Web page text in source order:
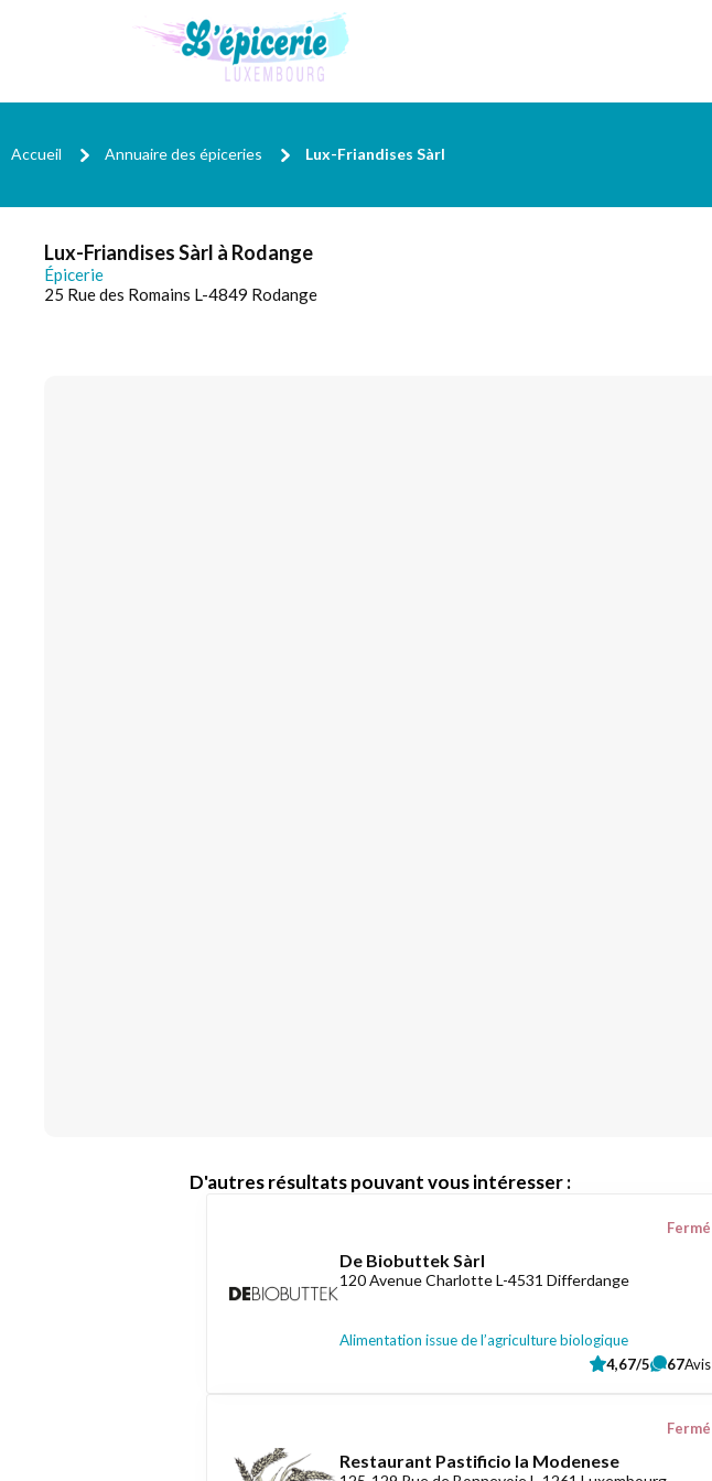
Accueil Annuaire des épiceries Lux-Friandises Sàrl
Lux-Friandises Sàrl à Rodange
Épicerie
25 Rue des Romains L-4849 Rodange
D'autres résultats pouvant vous intéresser :
De Biobuttek Sàrl
120 Avenue Charlotte L-4531 Differdange
Alimentation issue de l’agriculture biologique
Fermé
4,67/5 67Avis
Restaurant Pastificio la Modenese
Fermé